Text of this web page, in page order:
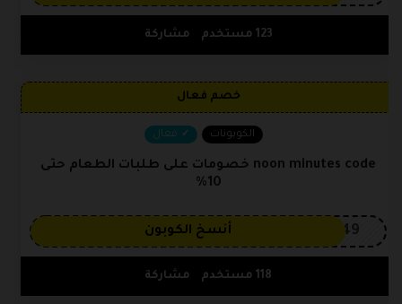
123 مستخدم مشاركة
خصم فعال
الكوبونات فعال
noon minutes code خصومات على طلبات الطعام حتى
10%
OP149 أنسخ الكوبون
118 مستخدم مشاركة